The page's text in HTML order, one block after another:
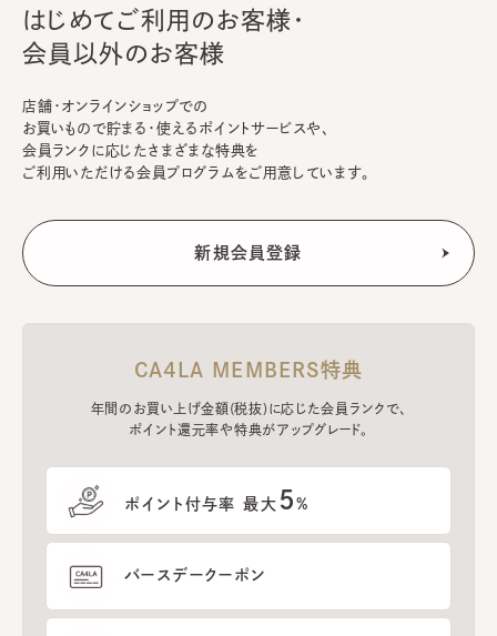
はじめてご利用のお客様・
会員以外のお客様
店舗・オンラインショップでの
お買いもので貯まる・使えるポイントサービスや、
会員ランクに応じたさまざまな特典を
ご利用いただける会員プログラムをご用意しています。
CA4LA MEMBERS特典
年間のお買い上げ金額(税抜)に応じた会員ランクで、
ポイント還元率や特典がアップグレード。
ポイント付与率 最大 5%
バースデークーポン